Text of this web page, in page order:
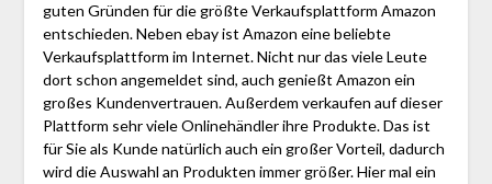
guten Gründen für die größte Verkaufsplattform Amazon
entschieden. Neben ebay ist Amazon eine beliebte
Verkaufsplattform im Internet. Nicht nur das viele Leute
dort schon angemeldet sind, auch genießt Amazon ein
großes Kundenvertrauen. Außerdem verkaufen auf dieser
Plattform sehr viele Onlinehändler ihre Produkte. Das ist
für Sie als Kunde natürlich auch ein großer Vorteil, dadurch
wird die Auswahl an Produkten immer größer. Hier mal ein